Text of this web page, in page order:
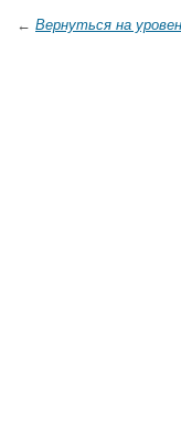
← Вернуться на